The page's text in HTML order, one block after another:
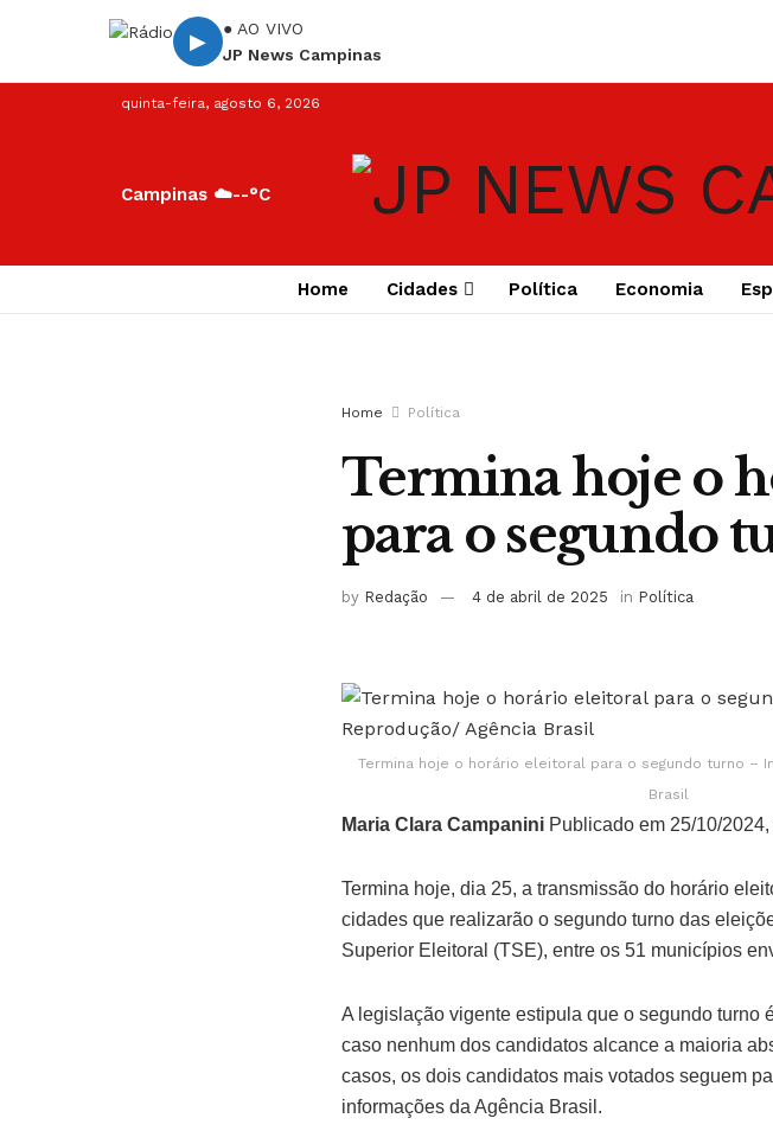
▶
● AO VIVO
JP News Campinas
quinta-feira, agosto 6, 2026
Campinas ☁️--°C
Home Cidades Política Economia
Home Política
Termina hoje o
para o segundo
by Redação 4 de abril de 2025 in Política
Termina hoje o horário eleitoral para o segundo turno –
Brasil
Maria Clara Campanini Publicado em 25/10/
Termina hoje, dia 25, a transmissão do horário
cidades que realizarão o segundo turno das
Superior Eleitoral (TSE), entre os 51 municípios
A legislação vigente estipula que o segundo turno
caso nenhum dos candidatos alcance a maioria
casos, os dois candidatos mais votados seguem
informações da Agência Brasil.